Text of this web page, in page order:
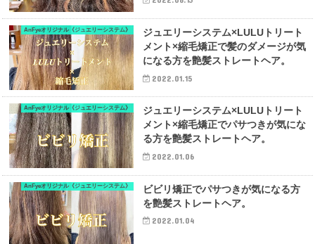
AnFyeオリジナル《ジュエリーシステム》
ジュエリーシステム×LULUトリート
メント×縮毛矯正で髪のダメージが気
になる方を艶髪ストレートヘア。
2022.01.15
AnFyeオリジナル《ジュエリーシステム》
ジュエリーシステム×LULUトリート
メント×縮毛矯正でパサつきが気にな
る方を艶髪ストレートヘア。
2022.01.06
AnFyeオリジナル《ジュエリーシステム》
ビビリ矯正でパサつきが気になる方
を艶髪ストレートヘア。
2022.01.04